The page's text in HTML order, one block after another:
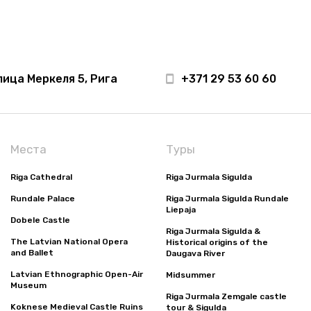
Меркеля 5, Рига +371 29 53 60 60
Места
Riga Cathedral
Rundale Palace
Dobele Castle
The Latvian National Opera
and Ballet
Latvian Ethnographic Open-Air
Museum
Koknese Medieval Castle Ruins
Туры
Riga Jurmala Sigulda
Riga Jurmala Sigulda Rundale
Liepaja
Riga Jurmala Sigulda &
Historical origins of the
Daugava River
Midsummer
Riga Jurmala Zemgale castle
tour & Sigulda